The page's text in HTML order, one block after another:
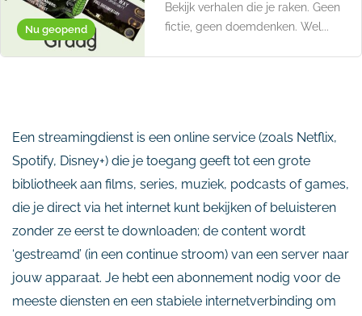
Nu geopend
Bekijk verhalen die je raken. Geen
fictie, geen doemdenken. Wel...
Een streamingdienst is een online service (zoals Netflix,
Spotify, Disney+) die je toegang geeft tot een grote
bibliotheek aan films, series, muziek, podcasts of games,
die je direct via het internet kunt bekijken of beluisteren
zonder ze eerst te downloaden; de content wordt
‘gestreamd’ (in een continue stroom) van een server naar
jouw apparaat. Je hebt een abonnement nodig voor de
meeste diensten en een stabiele internetverbinding om